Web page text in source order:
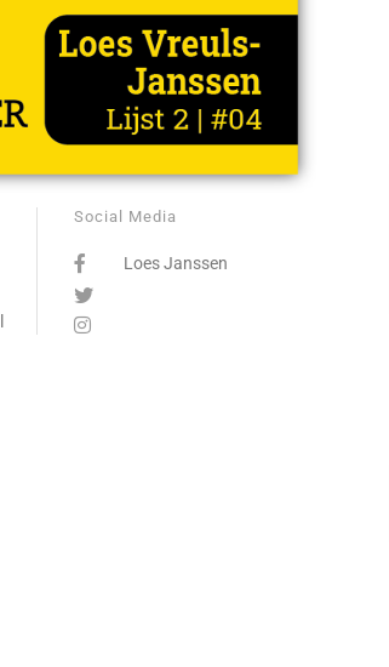
Social Media
Loes Janssen